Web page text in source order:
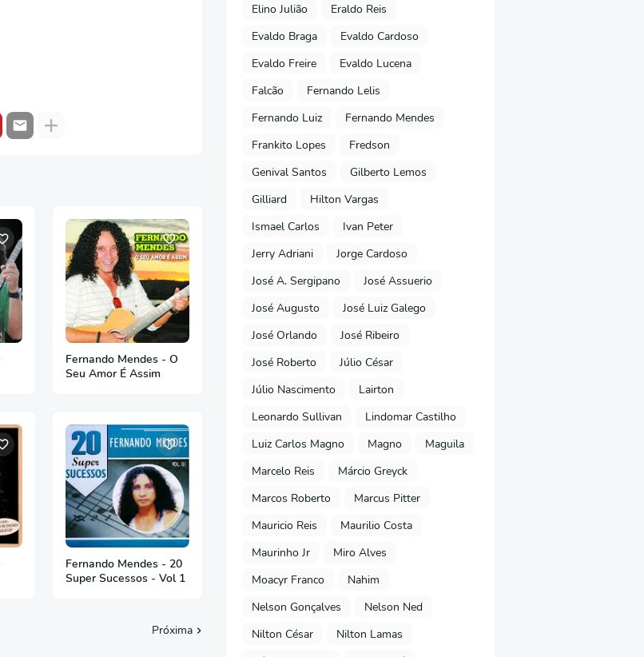
Fernando Mendes - O
Seu Amor É Assim
Fernando Mendes - 20
Super Sucessos - Vol 1
Próxima
Elino Julião
Eraldo Reis
Evaldo Braga
Evaldo Cardoso
Evaldo Freire
Evaldo Lucena
Falcão
Fernando Lelis
Fernando Luiz
Fernando Mendes
Frankito Lopes
Fredson
Genival Santos
Gilberto Lemos
Gilliard
Hilton Vargas
Ismael Carlos
Ivan Peter
Jerry Adriani
Jorge Cardoso
José A. Sergipano
José Assuerio
José Augusto
José Luiz Galego
José Orlando
José Ribeiro
José Roberto
Júlio César
Júlio Nascimento
Lairton
Leonardo Sullivan
Lindomar Castilho
Luiz Carlos Magno
Magno
Maguila
Marcelo Reis
Márcio Greyck
Marcos Roberto
Marcus Pitter
Mauricio Reis
Maurilio Costa
Maurinho Jr
Miro Alves
Moacyr Franco
Nahim
Nelson Gonçalves
Nelson Ned
Nilton César
Nilton Lamas